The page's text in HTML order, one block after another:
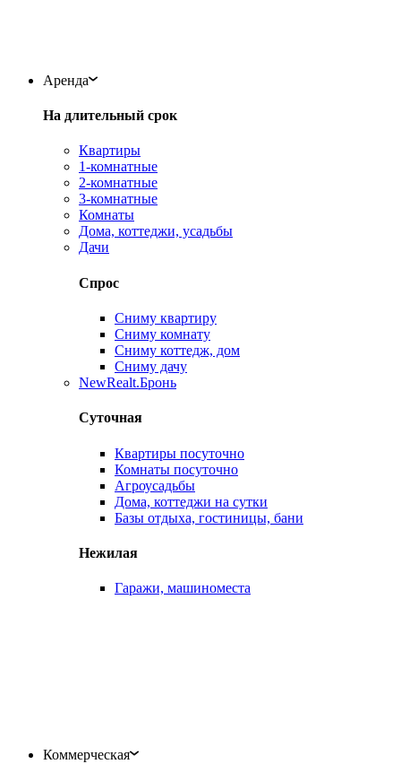
Аренда
На длительный срок
Квартиры
1-комнатные
2-комнатные
3-комнатные
Комнаты
Дома, коттеджи, усадьбы
Дачи
Спрос
Сниму квартиру
Сниму комнату
Сниму коттедж, дом
Сниму дачу
NewRealt.Бронь
Суточная
Квартиры посуточно
Комнаты посуточно
Агроусадьбы
Дома, коттеджи на сутки
Базы отдыха, гостиницы, бани
Нежилая
Гаражи, машиноместа
Коммерческая